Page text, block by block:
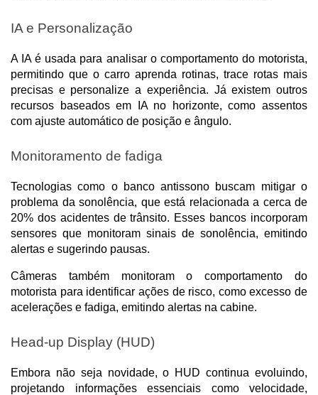
IA e Personalização
A IA é usada para analisar o comportamento do motorista,
permitindo que o carro aprenda rotinas, trace rotas mais
precisas e personalize a experiência. Já existem outros
recursos baseados em IA no horizonte, como assentos
com ajuste automático de posição e ângulo.
Monitoramento de fadiga
Tecnologias como o banco antissono buscam mitigar o
problema da sonolência, que está relacionada a cerca de
20% dos acidentes de trânsito. Esses bancos incorporam
sensores que monitoram sinais de sonolência, emitindo
alertas e sugerindo pausas.
Câmeras também monitoram o comportamento do
motorista para identificar ações de risco, como excesso de
acelerações e fadiga, emitindo alertas na cabine.
Head-up Display (HUD)
Embora não seja novidade, o HUD continua evoluindo,
projetando informações essenciais como velocidade,